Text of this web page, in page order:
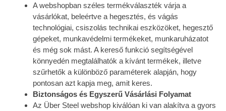
A webshopban széles termékválaszték várja a
vásárlókat, beleértve a hegesztés, és vágás
technológiai, csiszolás technikai eszközöket, hegesztő
gépeket, munkavédelmi termékeket, munkaruházatot
és még sok mást. A kereső funkció segítségével
könnyedén megtalálhatók a kívánt termékek, illetve
szűrhetők a különböző paraméterek alapján, hogy
pontosan azt kapja meg, amit keres.
Biztonságos és Egyszerű Vásárlási Folyamat
Az Über Steel webshop kiválóan ki van alakítva a gyors